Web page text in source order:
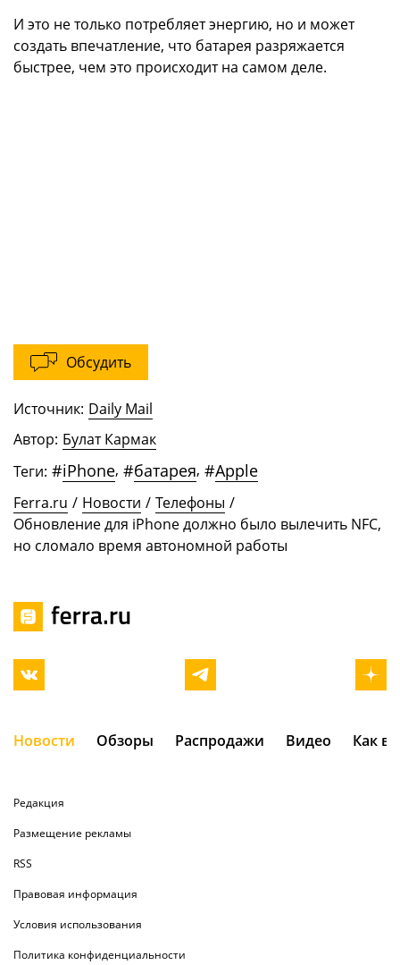
И это не только потребляет энергию, но и может
создать впечатление, что батарея разряжается
быстрее, чем это происходит на самом деле.
Обсудить
Источник: Daily Mail
Автор: Булат Кармак
Теги: #iPhone, #батарея, #Apple
Ferra.ru / Новости / Телефоны /
Обновление для iPhone должно было вылечить NFC,
но сломало время автономной работы
Новости Обзоры Распродажи Видео Как
Редакция
Размещение рекламы
RSS
Правовая информация
Условия использования
Политика конфиденциальности